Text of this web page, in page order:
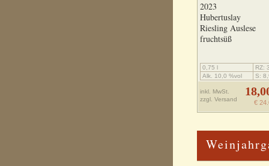
2023
Hubertuslay
Riesling Auslese
fruchtsüß
0,75 l
RZ:
Alk. 10,0 %vol
S:
inkl. MwSt.
zzgl. Versand €